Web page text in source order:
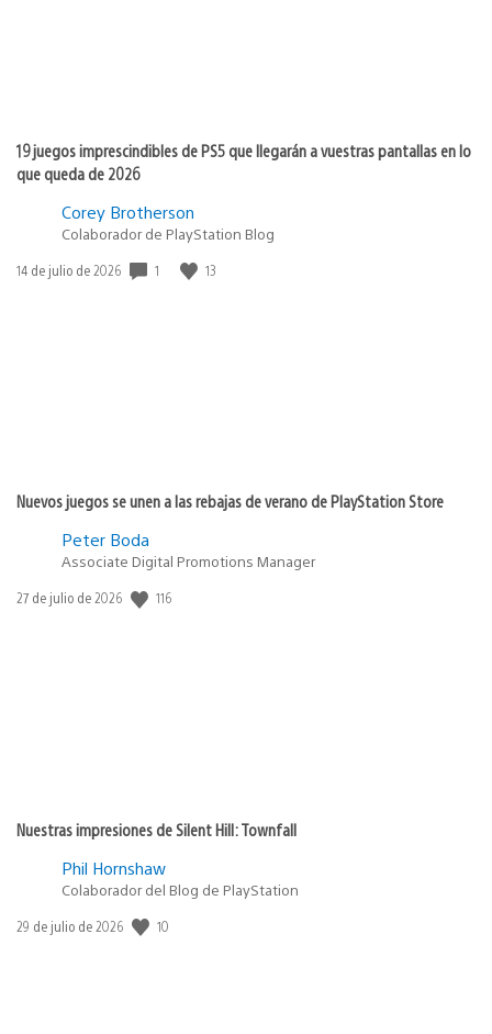
19 juegos imprescindibles de PS5 que llegarán a vuestras pantallas en lo
que queda de 2026
Corey Brotherson
Colaborador de PlayStation Blog
Fecha
14 de julio de 2026 1 13
Nuevos juegos se unen a las rebajas de verano de PlayStation Store
Peter Boda
Associate Digital Promotions Manager
Fecha
27 de julio de 2026 116
Nuestras impresiones de Silent Hill: Townfall
Phil Hornshaw
Colaborador del Blog de PlayStation
Fecha
29 de julio de 2026 10